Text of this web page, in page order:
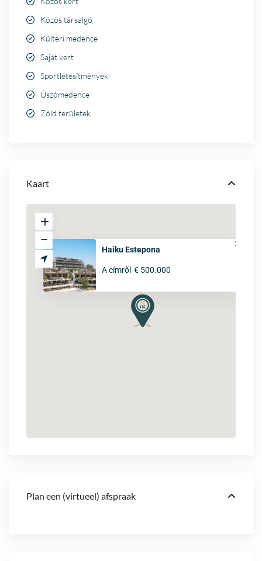
Közös társalgó
Kültéri medence
Saját kert
Sportlétesítmények
Úszómedence
Zöld területek
Kaart
Haiku Estepona
A címről € 500.000
Plan een (virtueel) afspraak